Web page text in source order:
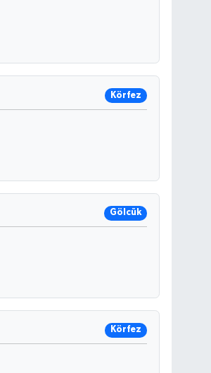
Körfez
Gölcük
Körfez